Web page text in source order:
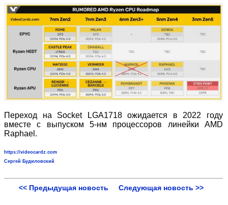
Переход на Socket LGA1718 ожидается в 2022 году
вместе с выпуском 5-нм процессоров линейки AMD
Raphael.
https://videocardz.com
Сергей Будиловский
<< Предыдущая новость Следующая новость >>